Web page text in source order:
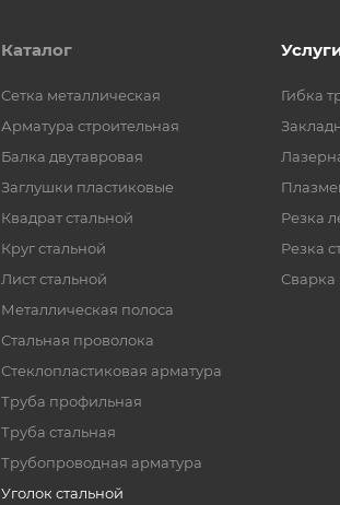
Каталог
Cетка металлическая
Арматура строительная
Балка двутавровая
Заглушки пластиковые
Квадрат стальной
Круг стальной
Лист стальной
Металлическая полоса
Стальная проволока
Стеклопластиковая арматура
Труба профильная
Труба стальная
Трубопроводная арматура
Уголок стальной
Гибка
Резка
Резка
Сварка